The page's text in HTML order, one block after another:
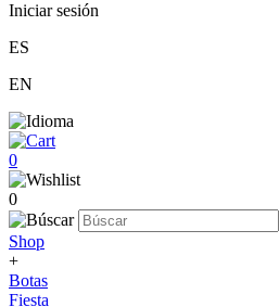
Iniciar sesión
ES
EN
0
0
Shop
+
Botas
Fiesta